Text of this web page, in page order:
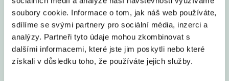
soubory cookie. Informace o tom, jak náš web používáte,
sdílíme se svými partnery pro sociální média, inzerci a
analýzy. Partneři tyto údaje mohou zkombinovat s
dalšími informacemi, které jste jim poskytli nebo které
získali v důsledku toho, že používáte jejich služby.
Ukázat všechny